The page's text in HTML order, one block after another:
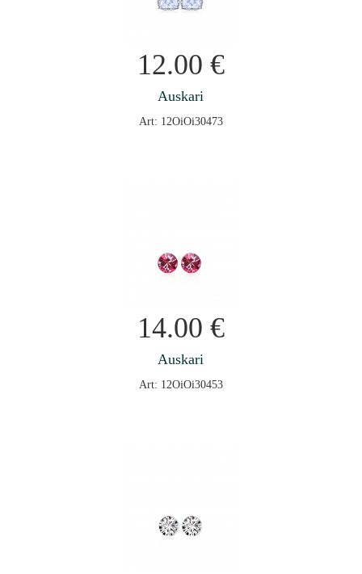
12.00 €
Auskari
Art: 12OiOi30473
14.00 €
Auskari
Art: 12OiOi30453